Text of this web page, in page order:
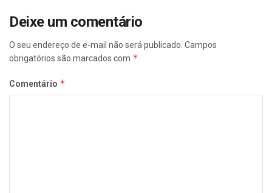
Deixe um comentário
O seu endereço de e-mail não será publicado. Campos
obrigatórios são marcados com *
Comentário *